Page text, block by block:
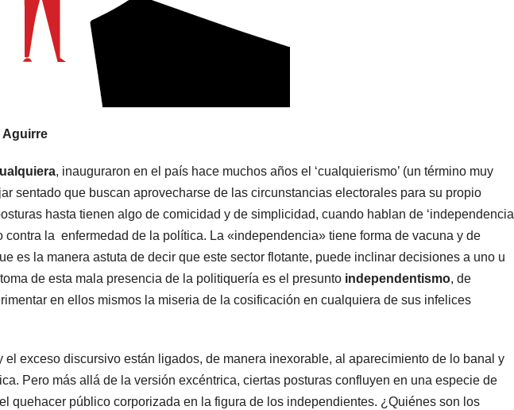
Aguirre
, inauguraron en el país hace muchos años el ‘cualquierismo’ (un término muy
sentado que buscan aprovecharse de las circunstancias electorales para su propio
hasta tienen algo de comicidad y de simplicidad, cuando hablan de ‘independencia
contra la enfermedad de la política. La «independencia» tiene forma de vacuna y de
es la manera astuta de decir que este sector flotante, puede inclinar decisiones a uno u
de esta mala presencia de la politiquería es el presunto independentismo, de
en ellos mismos la miseria de la cosificación en cualquiera de sus infelices
el exceso discursivo están ligados, de manera inexorable, al aparecimiento de lo banal y
Pero más allá de la versión excéntrica, ciertas posturas confluyen en una especie de
quehacer público corporizada en la figura de los independientes. ¿Quiénes son los